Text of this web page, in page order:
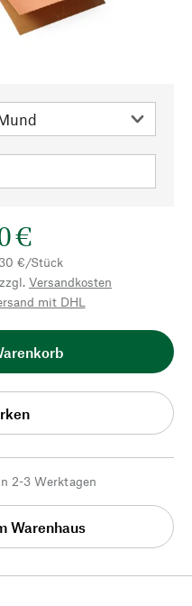
€
€/Stück
Versandkosten
mit DHL
2-3 Werktagen
Warenhaus